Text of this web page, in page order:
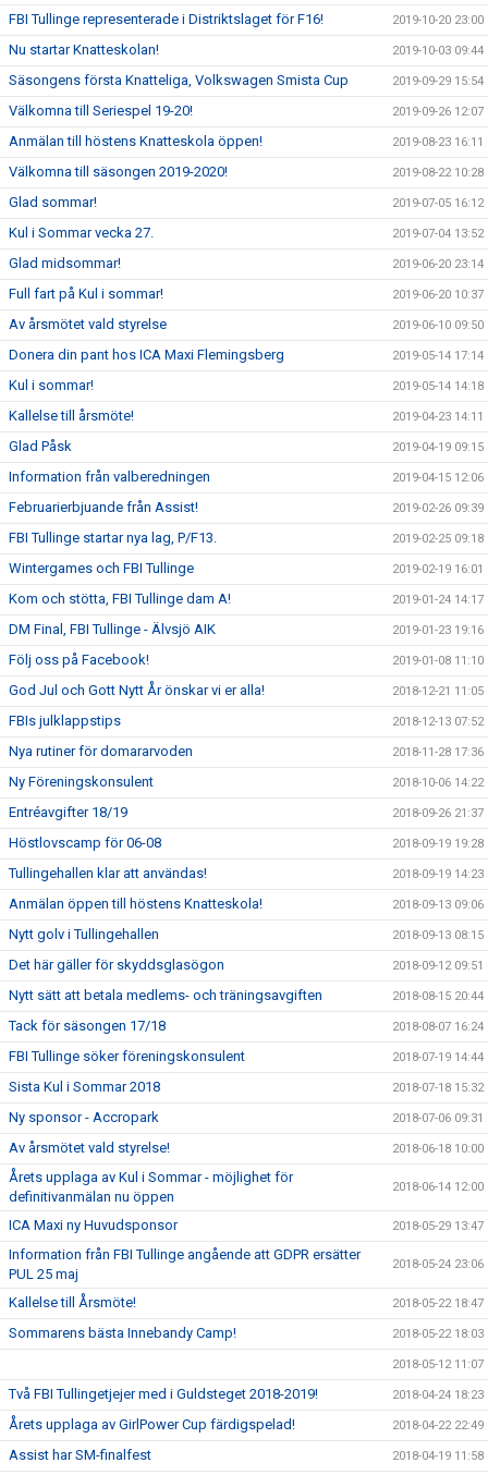
FBI Tullinge representerade i Distriktslaget för F16! 2019-10-20 23:00
Nu startar Knatteskolan! 2019-10-03 09:44
Säsongens första Knatteliga, Volkswagen Smista Cup 2019-09-29 15:54
Välkomna till Seriespel 19-20! 2019-09-26 12:07
Anmälan till höstens Knatteskola öppen! 2019-08-23 16:11
Välkomna till säsongen 2019-2020! 2019-08-22 10:28
Glad sommar! 2019-07-05 16:12
Kul i Sommar vecka 27. 2019-07-04 13:52
Glad midsommar! 2019-06-20 23:14
Full fart på Kul i sommar! 2019-06-20 10:37
Av årsmötet vald styrelse 2019-06-10 09:50
Donera din pant hos ICA Maxi Flemingsberg 2019-05-14 17:14
Kul i sommar! 2019-05-14 14:18
Kallelse till årsmöte! 2019-04-23 14:11
Glad Påsk 2019-04-19 09:15
Information från valberedningen 2019-04-15 12:06
Februarierbjuande från Assist! 2019-02-26 09:39
FBI Tullinge startar nya lag, P/F13. 2019-02-25 09:18
Wintergames och FBI Tullinge 2019-02-19 16:01
Kom och stötta, FBI Tullinge dam A! 2019-01-24 14:17
DM Final, FBI Tullinge - Älvsjö AIK 2019-01-23 19:16
Följ oss på Facebook! 2019-01-08 11:10
God Jul och Gott Nytt År önskar vi er alla! 2018-12-21 11:05
FBIs julklappstips 2018-12-13 07:52
Nya rutiner för domararvoden 2018-11-28 17:36
Ny Föreningskonsulent 2018-10-06 14:22
Entréavgifter 18/19 2018-09-26 21:37
Höstlovscamp för 06-08 2018-09-19 19:28
Tullingehallen klar att användas! 2018-09-19 14:23
Anmälan öppen till höstens Knatteskola! 2018-09-13 09:06
Nytt golv i Tullingehallen 2018-09-13 08:15
Det här gäller för skyddsglasögon 2018-09-12 09:51
Nytt sätt att betala medlems- och träningsavgiften 2018-08-15 20:44
Tack för säsongen 17/18 2018-08-07 16:24
FBI Tullinge söker föreningskonsulent 2018-07-19 14:44
Sista Kul i Sommar 2018 2018-07-18 15:32
Ny sponsor - Accropark 2018-07-06 09:31
Av årsmötet vald styrelse! 2018-06-18 10:00
Årets upplaga av Kul i Sommar - möjlighet för
definitivanmälan nu öppen
2018-06-14 12:00
ICA Maxi ny Huvudsponsor 2018-05-29 13:47
Information från FBI Tullinge angående att GDPR ersätter
PUL 25 maj
2018-05-24 23:06
Kallelse till Årsmöte! 2018-05-22 18:47
Sommarens bästa Innebandy Camp! 2018-05-22 18:03
2018-05-12 11:07
Två FBI Tullingetjejer med i Guldsteget 2018-2019! 2018-04-24 18:23
Årets upplaga av GirlPower Cup färdigspelad! 2018-04-22 22:49
Assist har SM-finalfest 2018-04-19 11:58